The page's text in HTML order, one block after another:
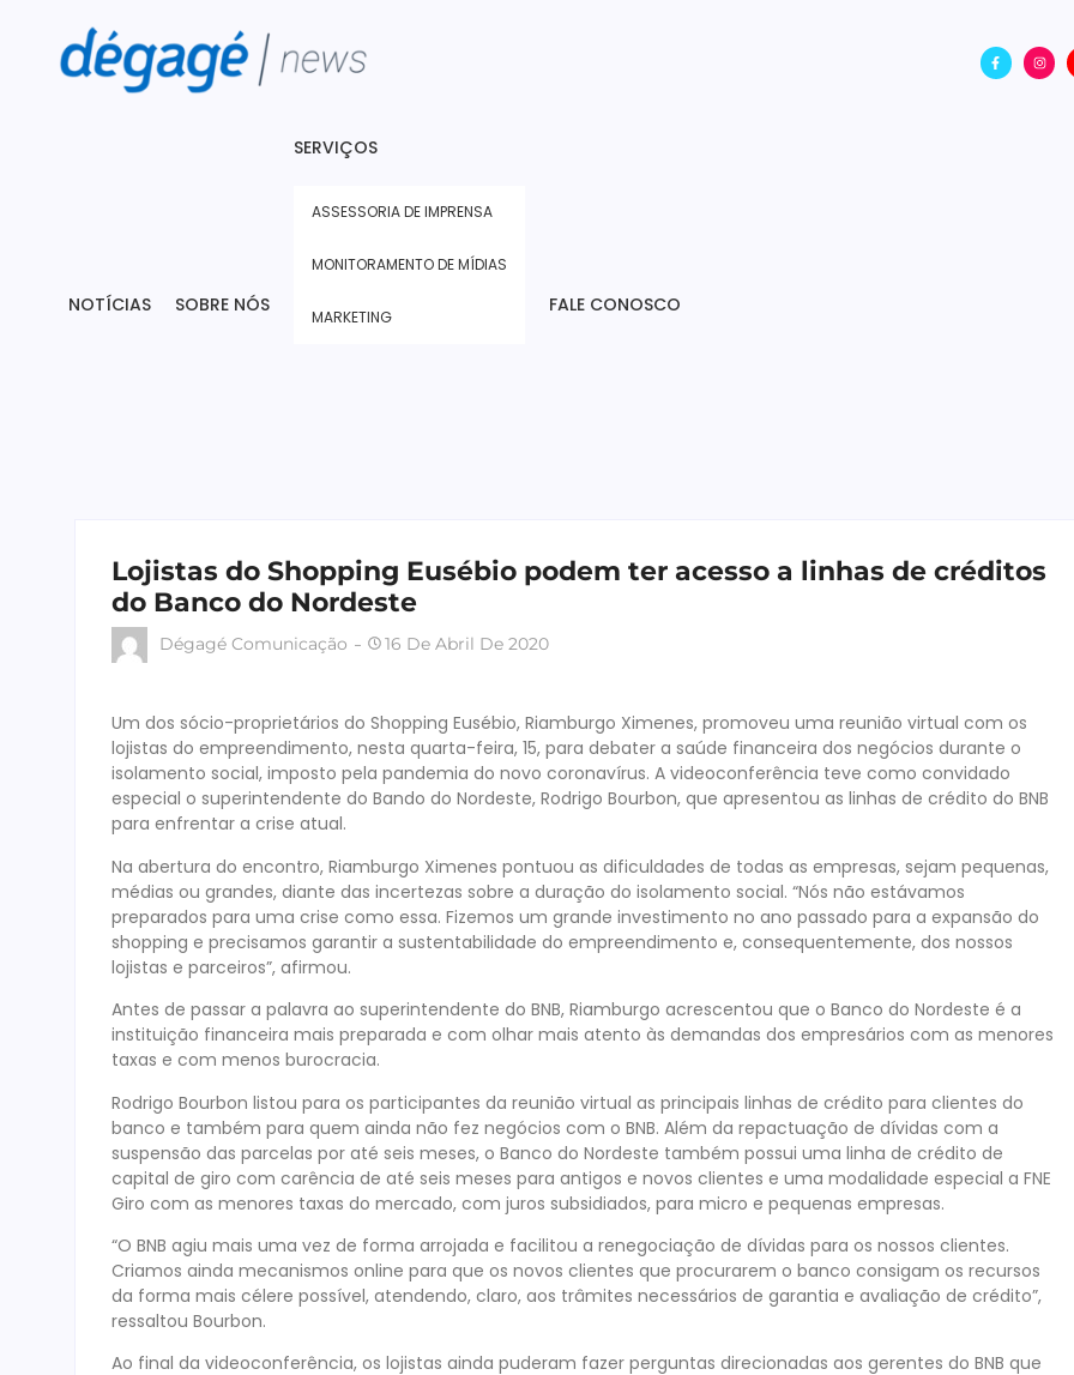
NOTÍCIAS SOBRE NÓS
SERVIÇOS
ASSESSORIA DE IMPRENSA
MONITORAMENTO DE MÍDIAS
MARKETING
FALE CONOSCO
Lojistas do Shopping Eusébio podem ter acesso a linhas de créditos
do Banco do Nordeste
Dégagé Comunicação 16 De Abril De 2020
Um dos sócio-proprietários do Shopping Eusébio, Riamburgo Ximenes, promoveu uma reunião virtual com os
lojistas do empreendimento, nesta quarta-feira, 15, para debater a saúde financeira dos negócios durante o
isolamento social, imposto pela pandemia do novo coronavírus. A videoconferência teve como convidado
especial o superintendente do Bando do Nordeste, Rodrigo Bourbon, que apresentou as linhas de crédito do BNB
para enfrentar a crise atual.
Na abertura do encontro, Riamburgo Ximenes pontuou as dificuldades de todas as empresas, sejam pequenas,
médias ou grandes, diante das incertezas sobre a duração do isolamento social. “Nós não estávamos
preparados para uma crise como essa. Fizemos um grande investimento no ano passado para a expansão do
shopping e precisamos garantir a sustentabilidade do empreendimento e, consequentemente, dos nossos
lojistas e parceiros”, afirmou.
Antes de passar a palavra ao superintendente do BNB, Riamburgo acrescentou que o Banco do Nordeste é a
instituição financeira mais preparada e com olhar mais atento às demandas dos empresários com as menores
taxas e com menos burocracia.
Rodrigo Bourbon listou para os participantes da reunião virtual as principais linhas de crédito para clientes do
banco e também para quem ainda não fez negócios com o BNB. Além da repactuação de dívidas com a
suspensão das parcelas por até seis meses, o Banco do Nordeste também possui uma linha de crédito de
capital de giro com carência de até seis meses para antigos e novos clientes e uma modalidade especial a FNE
Giro com as menores taxas do mercado, com juros subsidiados, para micro e pequenas empresas.
“O BNB agiu mais uma vez de forma arrojada e facilitou a renegociação de dívidas para os nossos clientes.
Criamos ainda mecanismos online para que os novos clientes que procurarem o banco consigam os recursos
da forma mais célere possível, atendendo, claro, aos trâmites necessários de garantia e avaliação de crédito”,
ressaltou Bourbon.
Ao final da videoconferência, os lojistas ainda puderam fazer perguntas direcionadas aos gerentes do BNB que